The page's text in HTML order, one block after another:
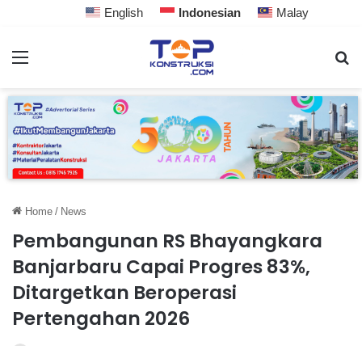
English Indonesian Malay
Home / News
Pembangunan RS Bhayangkara
Banjarbaru Capai Progres 83%,
Ditargetkan Beroperasi
Pertengahan 2026